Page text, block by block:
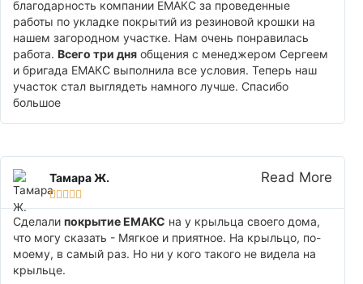
благодарность компании ЕМАКС за проведенные
работы по укладке покрытий из резиновой крошки на
нашем загородном участке. Нам очень понравилась
работа. Всего три дня общения с менеджером Сергеем
и бригада ЕМАКС выполнила все условия. Теперь наш
участок стал выглядеть намного лучше. Спасибо
большое
Тамара Ж.
    
Read More
Сделали покрытие ЕМАКС на у крыльца своего дома,
что могу сказать - Мягкое и приятное. На крыльцо, по-
моему, в самый раз. Но ни у кого такого не видела на
крыльце.